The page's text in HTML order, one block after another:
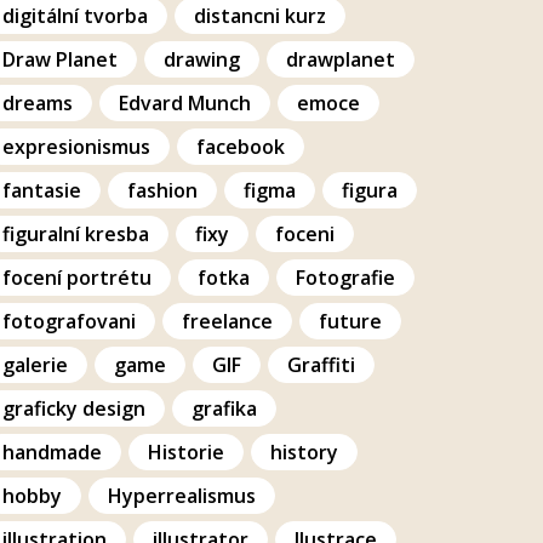
digitální tvorba
distancni kurz
Draw Planet
drawing
drawplanet
dreams
Edvard Munch
emoce
expresionismus
facebook
fantasie
fashion figma
figura
figuralní kresba
fixy
foceni
focení portrétu
fotka
Fotografie
fotografovani
freelance
future
galerie
game GIF
Graffiti
graficky design
grafika
handmade
Historie
history
hobby
Hyperrealismus